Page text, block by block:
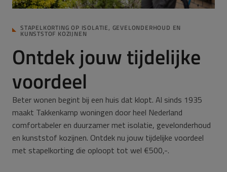
STAPELKORTING OP ISOLATIE, GEVELONDERHOUD EN
KUNSTSTOF KOZIJNEN
Ontdek jouw tijdelijke
voordeel
Beter wonen begint bij een huis dat klopt. Al sinds 1935
maakt Takkenkamp woningen door heel Nederland
comfortabeler en duurzamer met isolatie, gevelonderhoud
en kunststof kozijnen. Ontdek nu jouw tijdelijke voordeel
met stapelkorting die oploopt tot wel €500,-.